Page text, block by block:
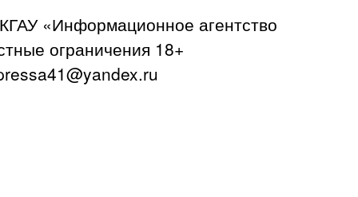
«Информационное агентство
ограничения 18+